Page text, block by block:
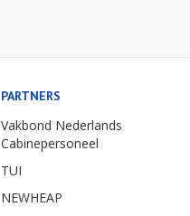
PARTNERS
Vakbond Nederlands
Cabinepersoneel
TUI
NEWHEAP